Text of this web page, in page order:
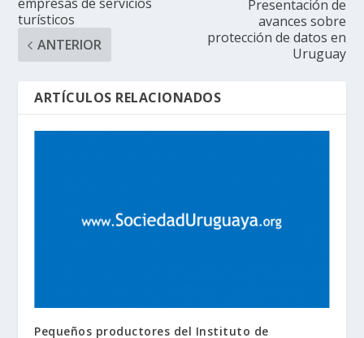
empresas de servicios
turísticos
ANTERIOR
Presentación de
avances sobre
protección de datos en
Uruguay
ARTÍCULOS RELACIONADOS
Pequeños productores del Instituto de